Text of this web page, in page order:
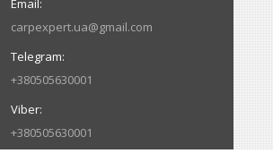
carpexpert.ua@gmail.com
+380505630001
+380505630001